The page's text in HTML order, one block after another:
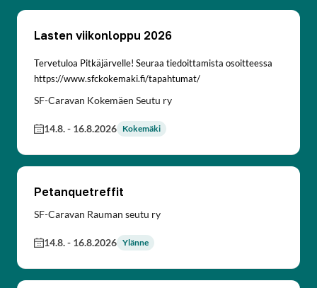
Lasten viikonloppu 2026
Tervetuloa Pitkäjärvelle! Seuraa tiedoittamista osoitteessa
https://www.sfckokemaki.fi/tapahtumat/
SF-Caravan Kokemäen Seutu ry
14.8.- 16.8.2026 Kokemäki
Petanquetreffit
SF-Caravan Rauman seutu ry
14.8.- 16.8.2026 Ylänne